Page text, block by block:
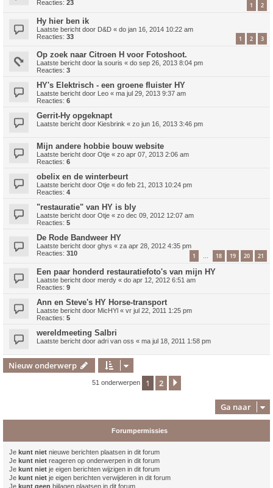
Reacties: 23 1 2
Hy hier ben ik
Laatste bericht door D&D « do jan 16, 2014 10:22 am
Reacties: 33 1 2 3
Op zoek naar Citroen H voor Fotoshoot.
Laatste bericht door la souris « do sep 26, 2013 8:04 pm
Reacties: 3
HY's Elektrisch - een groene fluister HY
Laatste bericht door Leo « ma jul 29, 2013 9:37 am
Reacties: 6
Gerrit-Hy opgeknapt
Laatste bericht door Kiesbrink « zo jun 16, 2013 3:46 pm
Mijn andere hobbie bouw website
Laatste bericht door Otje « zo apr 07, 2013 2:06 am
Reacties: 6
obelix en de winterbeurt
Laatste bericht door Otje « do feb 21, 2013 10:24 pm
Reacties: 4
"restauratie" van HY is bly
Laatste bericht door Otje « zo dec 09, 2012 12:07 am
Reacties: 5
De Rode Bandweer HY
Laatste bericht door ghys « za apr 28, 2012 4:35 pm
Reacties: 310 1 … 18 19 20 21
Een paar honderd restauratiefoto's van mijn HY
Laatste bericht door merdy « do apr 12, 2012 6:51 am
Reacties: 9
Ann en Steve's HY Horse-transport
Laatste bericht door MicHYl « vr jul 22, 2011 1:25 pm
Reacties: 5
wereldmeeting Salbri
Laatste bericht door adri van oss « ma jul 18, 2011 1:58 pm
Nieuw onderwerp
51 onderwerpen 1 2
Ga naar
Forumpermissies
Je kunt niet nieuwe berichten plaatsen in dit forum
Je kunt niet reageren op onderwerpen in dit forum
Je kunt niet je eigen berichten wijzigen in dit forum
Je kunt niet je eigen berichten verwijderen in dit forum
Je kunt geen bijlagen plaatsen in dit forum